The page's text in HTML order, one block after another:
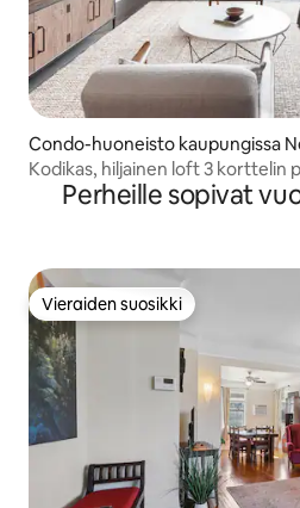
Condo-huoneisto kaupungissa
Kodikas, hiljainen loft 3 korttelin
korttelista
Perheille sopivat
Vieraiden suosikki
Vieraiden suosikki